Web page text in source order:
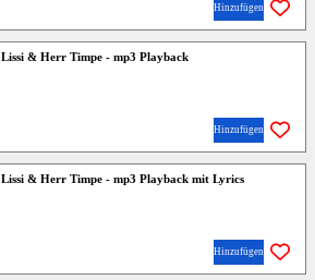
Hinzufügen
& Herr Timpe - mp3 Playback
Hinzufügen
& Herr Timpe - mp3 Playback mit Lyrics
Hinzufügen